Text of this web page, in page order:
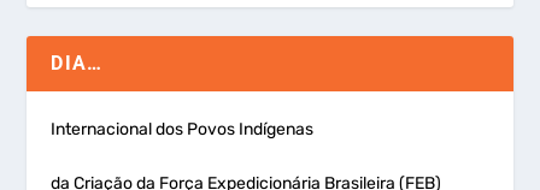
DIA…
Internacional dos Povos Indígenas
da Criação da Força Expedicionária Brasileira (FEB)